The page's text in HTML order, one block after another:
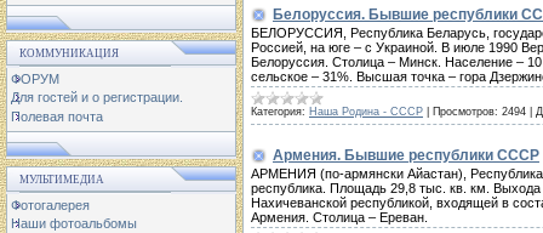
КОММУНИКАЦИЯ
ФОРУМ
Для гостей и о регистрации.
Полевая почта
МУЛЬТИМЕДИА
Фотогалерея
Наши фотоальбомы
Белоруссия. Бывшие республики
БЕЛОРУССИЯ, Республика Беларусь,
Россией, на юге – с Украиной. В июле 1990
Белоруссия. Столица – Минск. Население –
сельское – 31%. Высшая точка – гора
Категория: Наша Родина - СССР Просмотров: 2494
Армения. Бывшие республики СССР
АРМЕНИЯ (по-армянски Айастан), Республика
республика. Площадь 29,8 тыс. кв. км. Выхода
Нахичеванской республикой, входящей в
Армения. Столица – Ереван.